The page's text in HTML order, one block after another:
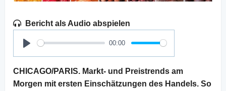
Bericht als Audio abspielen
Play
00:00
CHICAGO/PARIS. Markt- und Preistrends am
Morgen mit ersten Einschätzungen des Handels. So